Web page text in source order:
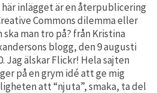
inlägget är en återpublicering
Commons dilemma eller
ska man tro på? från Kristina
blogg, den 9 augusti
Jag älskar Flickr! Hela sajten
på en grym idé att ge mig
att “njuta”, smaka, ta del